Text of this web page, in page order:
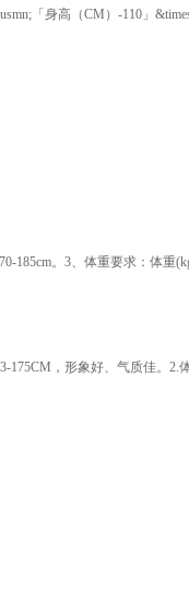
「身高（CM）-110」
。3、体重要求：体重
，形象好、气质佳。2.